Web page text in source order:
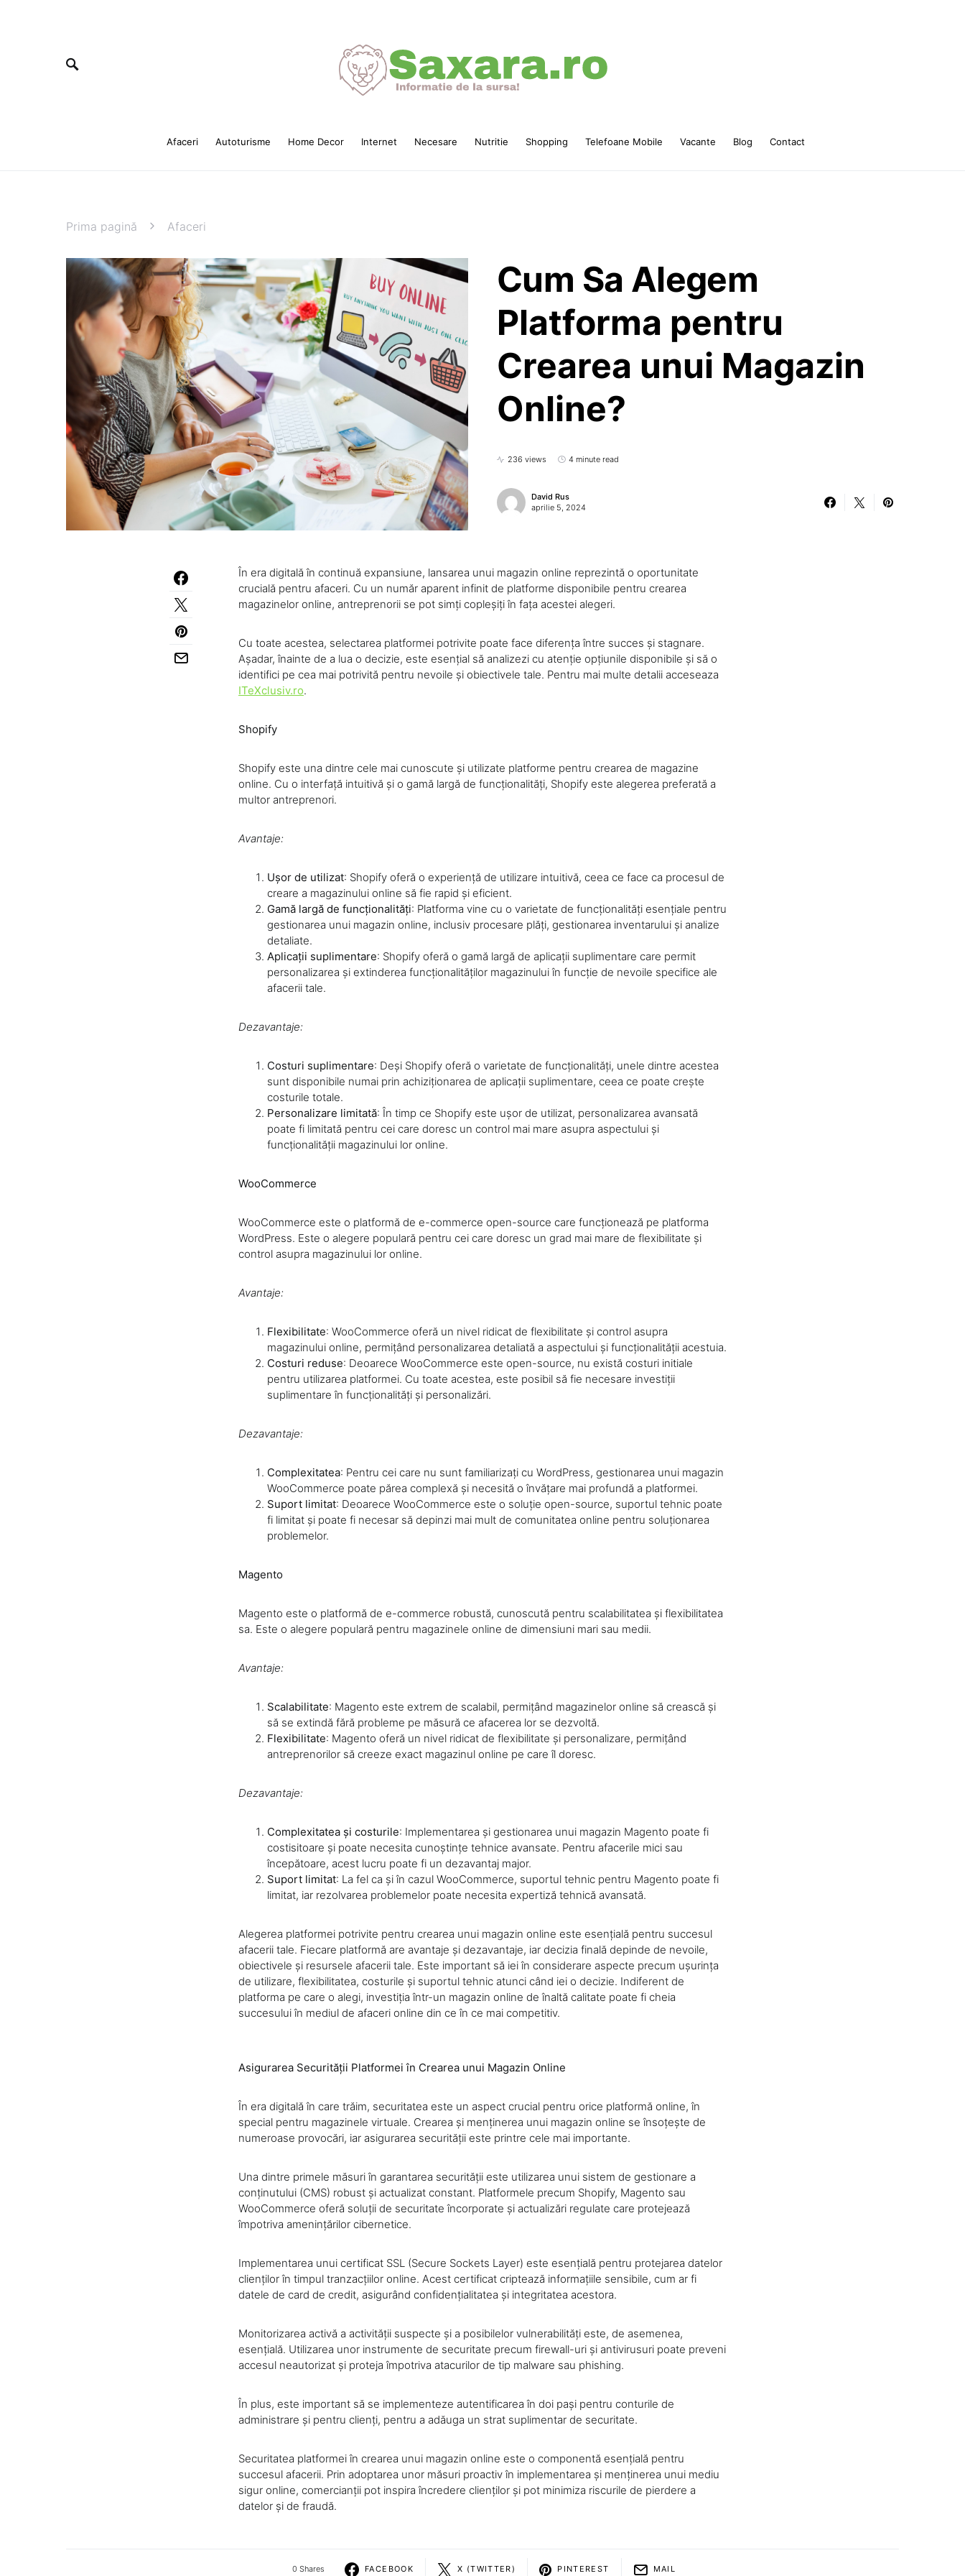
Afaceri Autoturisme Home Decor Internet Necesare Nutritie Shopping Telefoane Mobile Vacante Blog Contact
Prima pagină Afaceri
Cum Sa Alegem
Platforma pentru
Crearea unui Magazin
Online?
236 views 4 minute read
David Rus
aprilie 5, 2024
În era digitală în continuă expansiune, lansarea unui magazin online reprezintă o oportunitate
crucială pentru afaceri. Cu un număr aparent infinit de platforme disponibile pentru crearea
magazinelor online, antreprenorii se pot simți copleșiți în fața acestei alegeri.
Cu toate acestea, selectarea platformei potrivite poate face diferența între succes și stagnare.
Așadar, înainte de a lua o decizie, este esențial să analizezi cu atenție opțiunile disponibile și să o
identifici pe cea mai potrivită pentru nevoile și obiectivele tale. Pentru mai multe detalii acceseaza
ITeXclusiv.ro.
Shopify
Shopify este una dintre cele mai cunoscute și utilizate platforme pentru crearea de magazine
online. Cu o interfață intuitivă și o gamă largă de funcționalități, Shopify este alegerea preferată a
multor antreprenori.
Avantaje:
Ușor de utilizat: Shopify oferă o experiență de utilizare intuitivă, ceea ce face ca procesul de
creare a magazinului online să fie rapid și eficient.
Gamă largă de funcționalități: Platforma vine cu o varietate de funcționalități esențiale pentru
gestionarea unui magazin online, inclusiv procesare plăți, gestionarea inventarului și analize
detaliate.
Aplicații suplimentare: Shopify oferă o gamă largă de aplicații suplimentare care permit
personalizarea și extinderea funcționalităților magazinului în funcție de nevoile specifice ale
afacerii tale.
Dezavantaje:
Costuri suplimentare: Deși Shopify oferă o varietate de funcționalități, unele dintre acestea
sunt disponibile numai prin achiziționarea de aplicații suplimentare, ceea ce poate crește
costurile totale.
Personalizare limitată: În timp ce Shopify este ușor de utilizat, personalizarea avansată
poate fi limitată pentru cei care doresc un control mai mare asupra aspectului și
funcționalității magazinului lor online.
WooCommerce
WooCommerce este o platformă de e-commerce open-source care funcționează pe platforma
WordPress. Este o alegere populară pentru cei care doresc un grad mai mare de flexibilitate și
control asupra magazinului lor online.
Avantaje:
Flexibilitate: WooCommerce oferă un nivel ridicat de flexibilitate și control asupra
magazinului online, permițând personalizarea detaliată a aspectului și funcționalității acestuia.
Costuri reduse: Deoarece WooCommerce este open-source, nu există costuri initiale
pentru utilizarea platformei. Cu toate acestea, este posibil să fie necesare investiții
suplimentare în funcționalități și personalizări.
Dezavantaje:
Complexitatea: Pentru cei care nu sunt familiarizați cu WordPress, gestionarea unui magazin
WooCommerce poate părea complexă și necesită o învățare mai profundă a platformei.
Suport limitat: Deoarece WooCommerce este o soluție open-source, suportul tehnic poate
fi limitat și poate fi necesar să depinzi mai mult de comunitatea online pentru soluționarea
problemelor.
Magento
Magento este o platformă de e-commerce robustă, cunoscută pentru scalabilitatea și flexibilitatea
sa. Este o alegere populară pentru magazinele online de dimensiuni mari sau medii.
Avantaje:
Scalabilitate: Magento este extrem de scalabil, permițând magazinelor online să crească și
să se extindă fără probleme pe măsură ce afacerea lor se dezvoltă.
Flexibilitate: Magento oferă un nivel ridicat de flexibilitate și personalizare, permițând
antreprenorilor să creeze exact magazinul online pe care îl doresc.
Dezavantaje:
Complexitatea și costurile: Implementarea și gestionarea unui magazin Magento poate fi
costisitoare și poate necesita cunoștințe tehnice avansate. Pentru afacerile mici sau
începătoare, acest lucru poate fi un dezavantaj major.
Suport limitat: La fel ca și în cazul WooCommerce, suportul tehnic pentru Magento poate fi
limitat, iar rezolvarea problemelor poate necesita expertiză tehnică avansată.
Alegerea platformei potrivite pentru crearea unui magazin online este esențială pentru succesul
afacerii tale. Fiecare platformă are avantaje și dezavantaje, iar decizia finală depinde de nevoile,
obiectivele și resursele afacerii tale. Este important să iei în considerare aspecte precum ușurința
de utilizare, flexibilitatea, costurile și suportul tehnic atunci când iei o decizie. Indiferent de
platforma pe care o alegi, investiția într-un magazin online de înaltă calitate poate fi cheia
succesului în mediul de afaceri online din ce în ce mai competitiv.
Asigurarea Securității Platformei în Crearea unui Magazin Online
În era digitală în care trăim, securitatea este un aspect crucial pentru orice platformă online, în
special pentru magazinele virtuale. Crearea și menținerea unui magazin online se însoțește de
numeroase provocări, iar asigurarea securității este printre cele mai importante.
Una dintre primele măsuri în garantarea securității este utilizarea unui sistem de gestionare a
conținutului (CMS) robust și actualizat constant. Platformele precum Shopify, Magento sau
WooCommerce oferă soluții de securitate încorporate și actualizări regulate care protejează
împotriva amenințărilor cibernetice.
Implementarea unui certificat SSL (Secure Sockets Layer) este esențială pentru protejarea datelor
clienților în timpul tranzacțiilor online. Acest certificat criptează informațiile sensibile, cum ar fi
datele de card de credit, asigurând confidențialitatea și integritatea acestora.
Monitorizarea activă a activității suspecte și a posibilelor vulnerabilități este, de asemenea,
esențială. Utilizarea unor instrumente de securitate precum firewall-uri și antivirusuri poate preveni
accesul neautorizat și proteja împotriva atacurilor de tip malware sau phishing.
În plus, este important să se implementeze autentificarea în doi pași pentru conturile de
administrare și pentru clienți, pentru a adăuga un strat suplimentar de securitate.
Securitatea platformei în crearea unui magazin online este o componentă esențială pentru
succesul afacerii. Prin adoptarea unor măsuri proactiv în implementarea și menținerea unui mediu
sigur online, comercianții pot inspira încredere clienților și pot minimiza riscurile de pierdere a
datelor și de fraudă.
0 Shares FACEBOOK X (TWITTER) PINTEREST MAIL